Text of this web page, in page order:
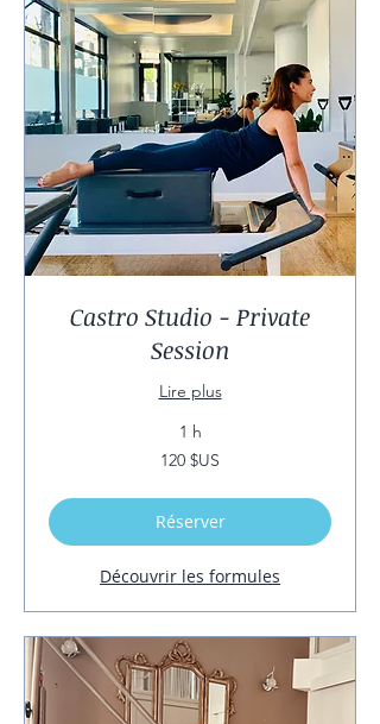
Castro Studio - Private
Session
Lire plus
1 h
Unis
120 $US
Réserver
Découvrir les formules